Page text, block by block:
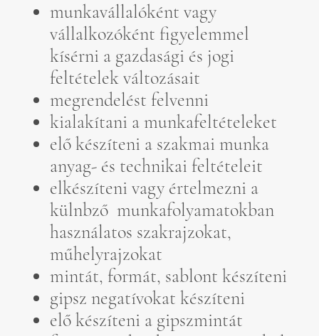
munkavállalóként vagy
vállalkozóként figyelemmel
kísérni a gazdasági és jogi
feltételek változásait
megrendelést felvenni
kialakítani a munkafeltételeket
elő készíteni a szakmai munka
anyag- és technikai feltételeit
elkészíteni vagy értelmezni a
külnbző munkafolyamatokban
használatos szakrajzokat,
műhelyrajzokat
mintát, formát, sablont készíteni
gipsz negatívokat készíteni
elő készíteni a gipszmintát